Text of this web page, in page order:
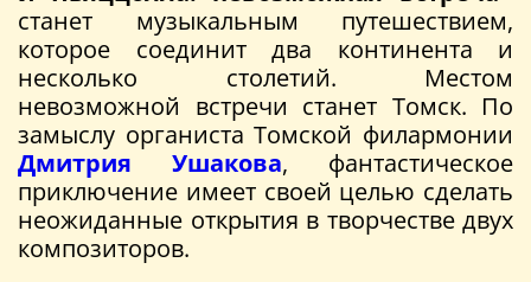
станет музыкальным путешествием,
которое соединит два континента и
несколько столетий. Местом
невозможной встречи станет Томск. По
замыслу органиста Томской филармонии
Дмитрия Ушакова, фантастическое
приключение имеет своей целью сделать
неожиданные открытия в творчестве двух
композиторов.